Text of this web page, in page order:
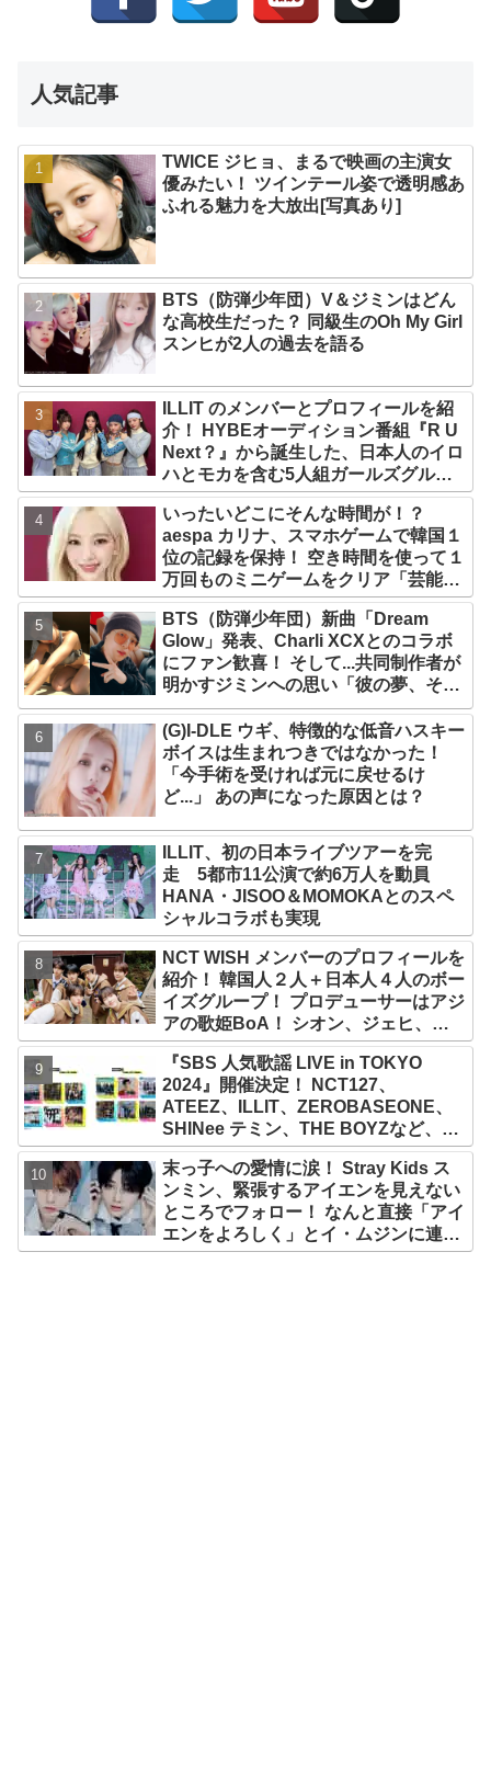
人気記事
TWICE ジヒョ、まるで映画の主演女
優みたい！ ツインテール姿で透明感あ
ふれる魅力を大放出[写真あり]
BTS（防弾少年団）V＆ジミンはどん
な高校生だった？ 同級生のOh My Girl
スンヒが2人の過去を語る
ILLIT のメンバーとプロフィールを紹
介！ HYBEオーディション番組『R U
Next？』から誕生した、日本人のイロ
ハとモカを含む5人組ガールズグルー
プ！ デビュー曲「Magnetic」がいき
なりの大ヒット
いったいどこにそんな時間が！？
aespa カリナ、スマホゲームで韓国１
位の記録を保持！ 空き時間を使って１
万回ものミニゲームをクリア「芸能人
たちが時間がないと言っているのは全
部嘘」
BTS（防弾少年団）新曲「Dream
Glow」発表、Charli XCXとのコラボ
にファン歓喜！ そして...共同制作者が
明かすジミンへの思い「彼の夢、そし
て彼の絶望から生まれた歌」
(G)I-DLE ウギ、特徴的な低音ハスキー
ボイスは生まれつきではなかった！
「今手術を受ければ元に戻せるけ
ど...」 あの声になった原因とは？
ILLIT、初の日本ライブツアーを完
走 5都市11公演で約6万人を動員
HANA・JISOO＆MOMOKAとのスペ
シャルコラボも実現
NCT WISH メンバーのプロフィールを
紹介！ 韓国人２人＋日本人４人のボー
イズグループ！ プロデューサーはアジ
アの歌姫BoA！ シオン、ジェヒ、リ
ク、ユウシ、リョウ、サクヤの魅力を
徹底解説
『SBS 人気歌謡 LIVE in TOKYO
2024』開催決定！ NCT127、
ATEEZ、ILLIT、ZEROBASEONE、
SHINee テミン、THE BOYZなど、豪
華アーティスト出演決定！ 10月12
日・13日、さいたまスーパーアリーナ
にて
末っ子への愛情に涙！ Stray Kids ス
ンミン、緊張するアイエンを見えない
ところでフォロー！ なんと直接「アイ
エンをよろしく」とイ・ムジンに連
絡… 愛にあふれたエピソードにファン